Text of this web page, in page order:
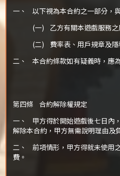
一、 以下視為本合約之一部分，
(一) 乙方有關本遊戲服務之
(二) 費率表、用戶規章及隱
二、 本合約條款如有疑義時，應
第四條 合約解除權規定
一、 甲方得於開始遊戲後七日內
解除本合約，甲方無需說明理由及
二、 前項情形，甲方得就未使用
費。